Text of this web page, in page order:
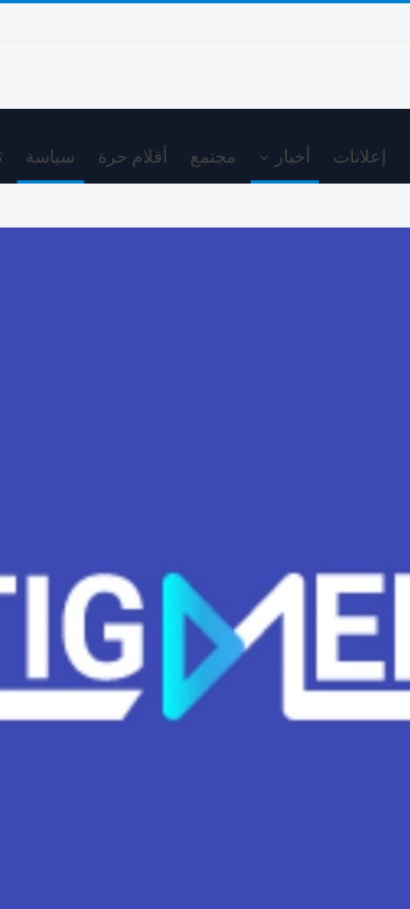
إعلانات أخبار مجتمع أقلام حرة سياسة